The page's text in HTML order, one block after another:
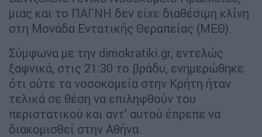
μιας και το ΠΑΓΝΗ δεν είχε διαθέσιμη κλίνη
στη Μονάδα Εντατικής Θεραπείας (ΜΕΘ).
Σύμφωνα με την dimokratiki.gr, εντελώς
ξαφνικά, στις 21:30 το βράδυ, ενημερώθηκε
ότι ούτε τα νοσοκομεία στην Κρήτη ήταν
τελικά σε θέση να επιληφθούν του
περιστατικού και αντ’ αυτού έπρεπε να
διακομισθεί στην Αθήνα.